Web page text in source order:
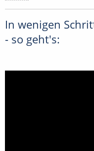
In wenigen
- so geht's: